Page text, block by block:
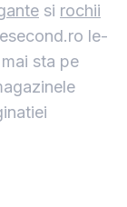
si rochii
le-
sta pe